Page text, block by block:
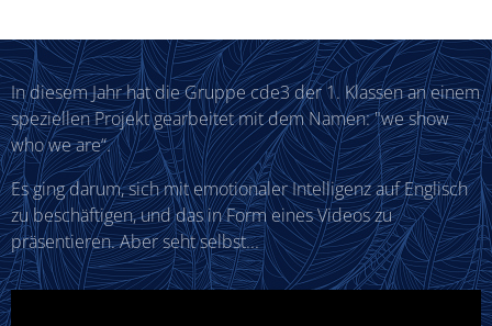
In diesem Jahr hat die Gruppe cde3 der 1. Klassen an einem
speziellen Projekt gearbeitet mit dem Namen: "we show
who we are“.
Es ging darum, sich mit emotionaler Intelligenz auf Englisch
zu beschäftigen, und das in Form eines Videos zu
präsentieren. Aber seht selbst...